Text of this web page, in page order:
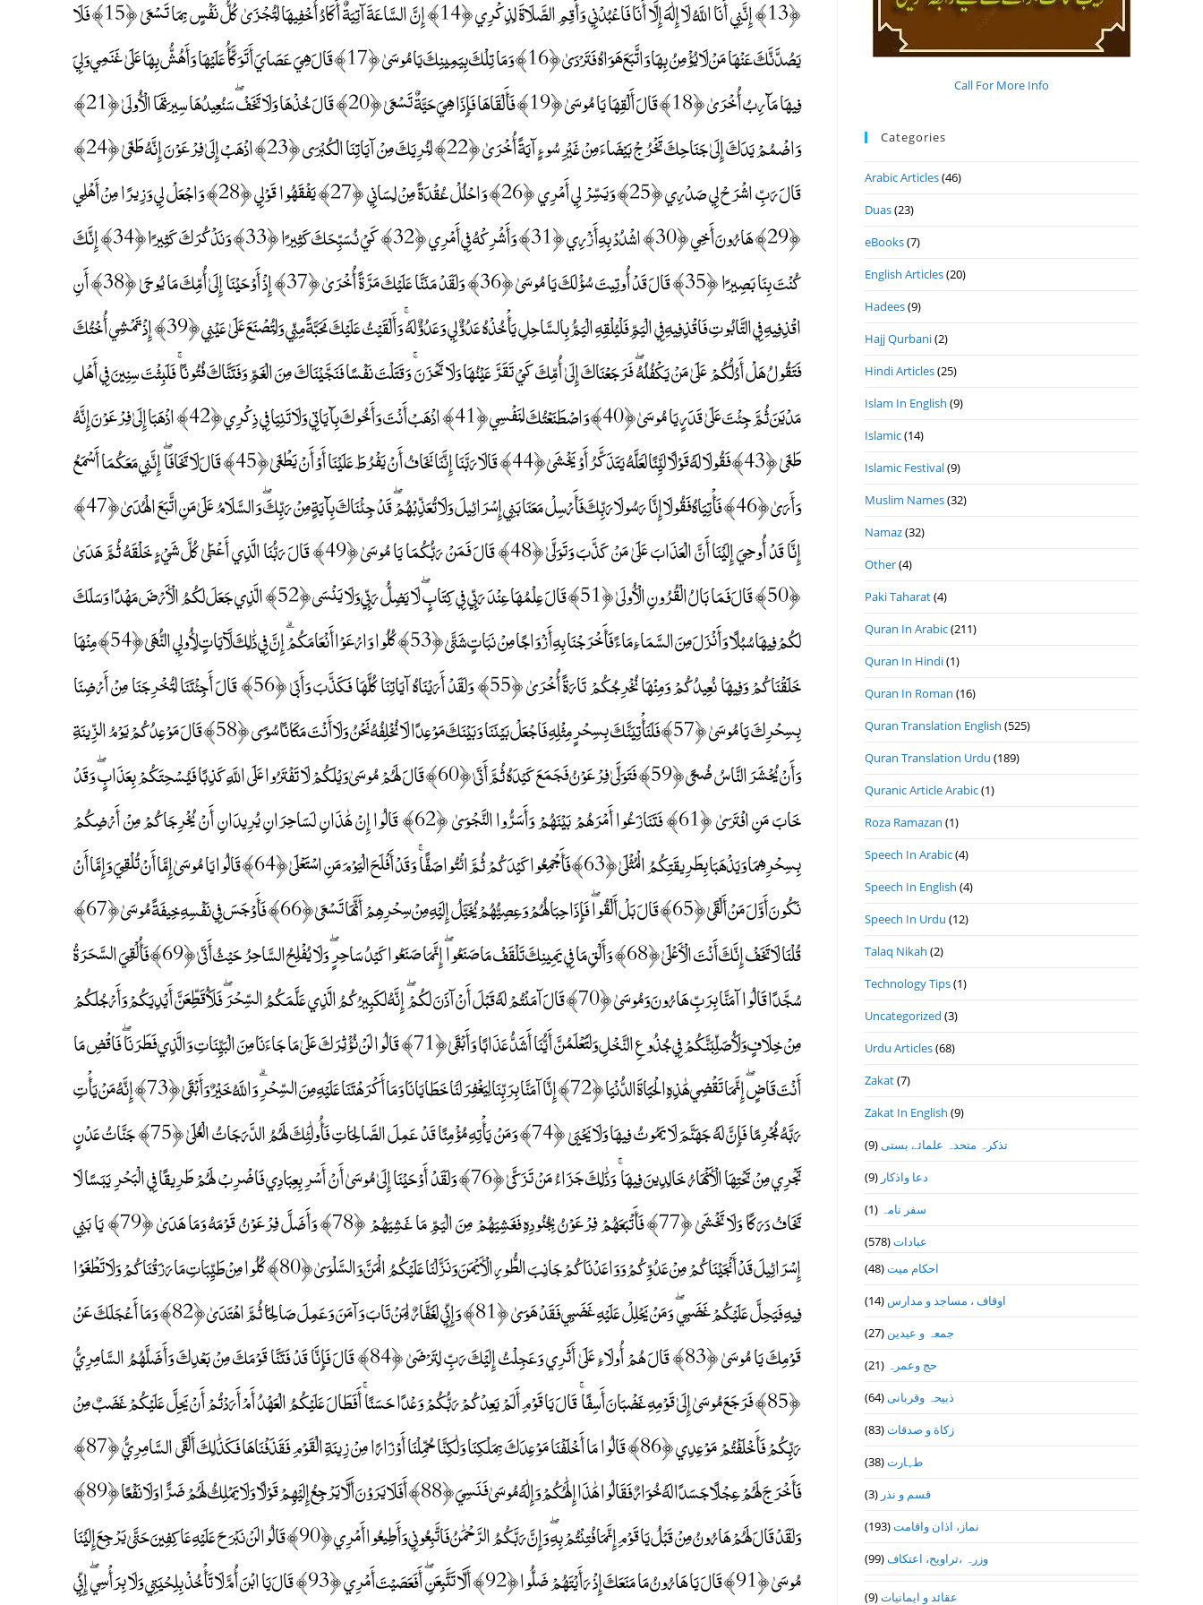
Call For More Info
Categories
Arabic Articles(46)
Duas(23)
eBooks(7)
English Articles(20)
Hadees(9)
Hajj Qurbani(2)
Hindi Articles(25)
Islam In English (9)
Islamic(14)
Islamic Festival(9)
Muslim Names(32)
Namaz(32)
Other(4)
Paki Taharat(4)
Quran In Arabic(211)
Quran In Hindi(1)
Quran In Roman (16)
Quran Translation English (525)
Quran Translation Urdu (189)
Quranic Article Arabic(1)
Roza Ramazan (1)
Speech In Arabic(4)
Speech In English (4)
Speech In Urdu (12)
Talaq Nikah (2)
Technology Tips(1)
Uncategorized (3)
Urdu Articles(68)
Zakat(7)
Zakat In English (9)
تذكرہ متحدہ علمائے بستى(9)
دعا واذكار (9)
سفر نامہ (1)
عبادات(578)
احکام میت(48)
اوقاف ، مساجد و مدارس (14)
جمعہ و عیدین (27)
حج وعمرہ (21)
ذبیحہ وقربانی(64)
زکاة و صدقات(83)
طہارت(38)
قسم و نذر (3)
نماز، اذان واقامت(193)
وزرہ ،تراويح، اعتكاف(99)
عقائد و ایمانیات(9)